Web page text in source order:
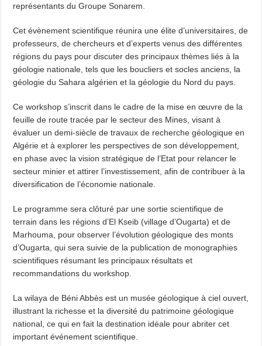
représentants du Groupe Sonarem.
Cet évènement scientifique réunira une élite d’universitaires, de
professeurs, de chercheurs et d’experts venus des différentes
régions du pays pour discuter des principaux thèmes liés à la
géologie nationale, tels que les boucliers et socles anciens, la
géologie du Sahara algérien et la géologie du Nord du pays.
Ce workshop s’inscrit dans le cadre de la mise en œuvre de la
feuille de route tracée par le secteur des Mines, visant à
évaluer un demi-siècle de travaux de recherche géologique en
Algérie et à explorer les perspectives de son développement,
en phase avec la vision stratégique de l’Etat pour relancer le
secteur minier et attirer l’investissement, afin de contribuer à la
diversification de l’économie nationale.
Le programme sera clôturé par une sortie scientifique de
terrain dans les régions d’El Kseib (village d’Ougarta) et de
Marhouma, pour observer l’évolution géologique des monts
d’Ougarta, qui sera suivie de la publication de monographies
scientifiques résumant les principaux résultats et
recommandations du workshop.
La wilaya de Béni Abbès est un musée géologique à ciel ouvert,
illustrant la richesse et la diversité du patrimoine géologique
national, ce qui en fait la destination idéale pour abriter cet
important événement scientifique.